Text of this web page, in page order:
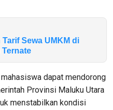
Sewa UMKM di
dapat mendorong
Provinsi Maluku Utara
menstabilkan kondisi